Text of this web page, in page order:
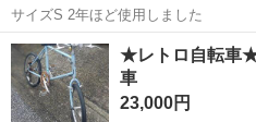
サイズS 2年ほど使用しました
高知 高知市 桟橋通二丁目駅
★レトロ自転車★
車
23,000円